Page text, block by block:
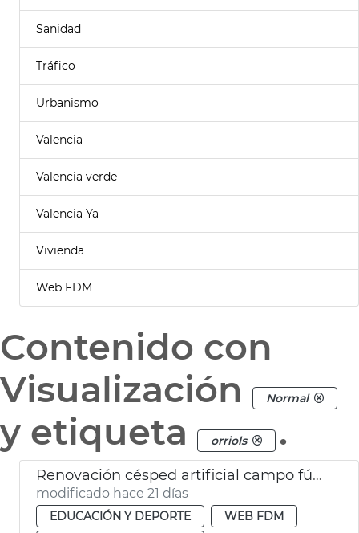
Sanidad
Tráfico
Urbanismo
Valencia
Valencia verde
Valencia Ya
Vivienda
Web FDM
Contenido con
Visualización
Normal
y etiqueta orriols .
Renovación césped artificial campo fútbol Orriols y Quatre Carreres y campo rugby Cuatro Carreres València
modificado hace 21 días
EDUCACIÓN Y DEPORTE
WEB FDM